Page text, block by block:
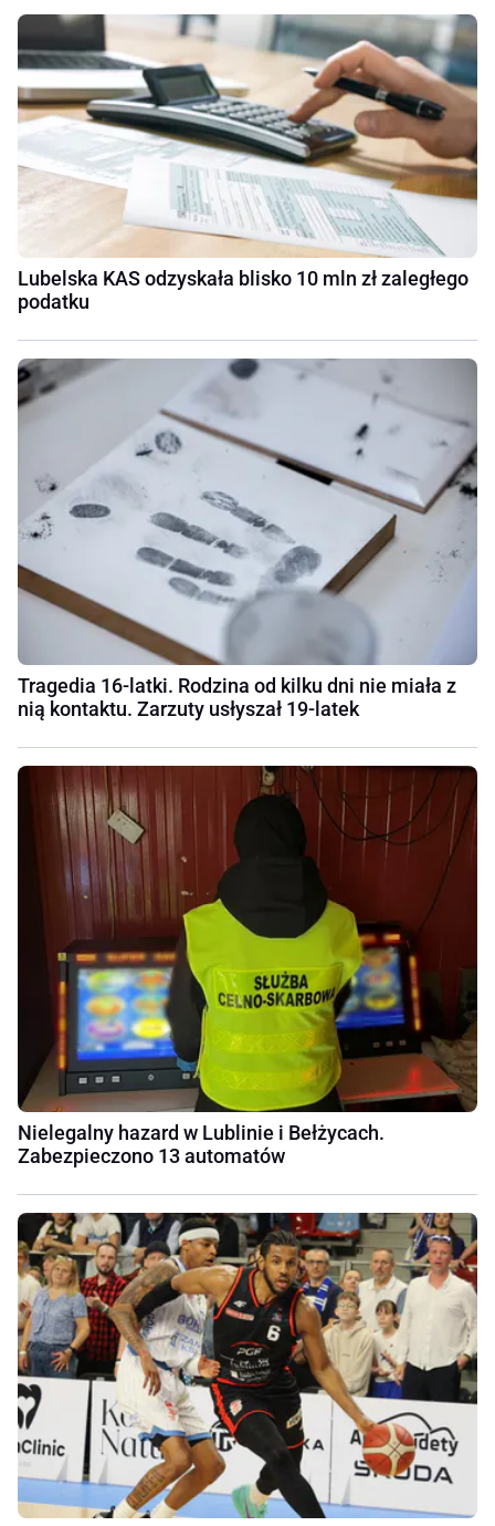
Lubelska KAS odzyskała blisko 10 mln zł zaległego
podatku
Tragedia 16-latki. Rodzina od kilku dni nie miała z
nią kontaktu. Zarzuty usłyszał 19-latek
Nielegalny hazard w Lublinie i Bełżycach.
Zabezpieczono 13 automatów